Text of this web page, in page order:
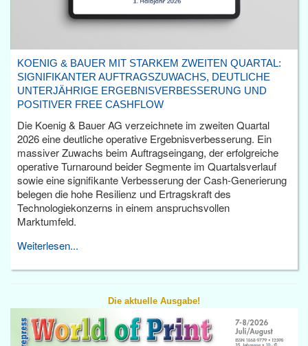
KOENIG & BAUER MIT STARKEM ZWEITEN QUARTAL:
SIGNIFIKANTER AUFTRAGSZUWACHS, DEUTLICHE
UNTERJÄHRIGE ERGEBNISVERBESSERUNG UND
POSITIVER FREE CASHFLOW
Die Koenig & Bauer AG verzeichnete im zweiten Quartal
2026 eine deutliche operative Ergebnisverbesserung. Ein
massiver Zuwachs beim Auftragseingang, der erfolgreiche
operative Turnaround beider Segmente im Quartalsverlauf
sowie eine signifikante Verbesserung der Cash-Generierung
belegen die hohe Resilienz und Ertragskraft des
Technologiekonzerns in einem anspruchsvollen
Marktumfeld.
Weiterlesen...
Die aktuelle Ausgabe!